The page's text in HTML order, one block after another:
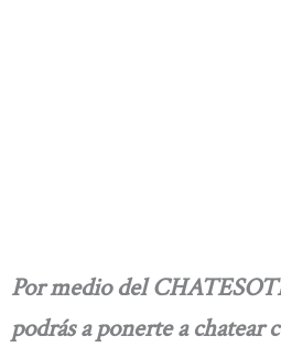
Por medio del
podrás a ponerte a chatear